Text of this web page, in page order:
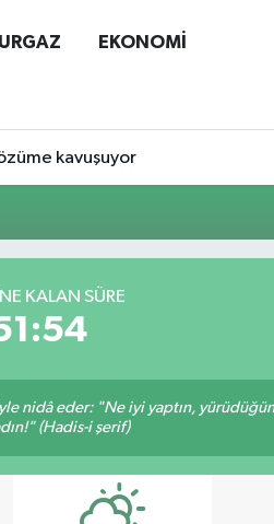
EKONOMİ
kavuşuyor
KALAN SÜRE
nidâ eder: "Ne iyi yaptın,
(Hadis-i şerif)